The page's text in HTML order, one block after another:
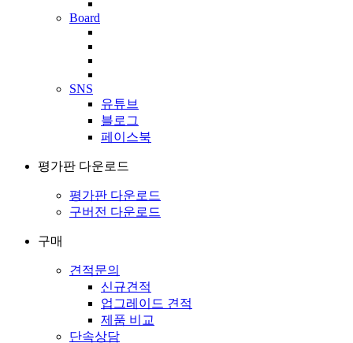
Board
SNS
유튜브
블로그
페이스북
평가판 다운로드
평가판 다운로드
구버전 다운로드
구매
견적문의
신규견적
업그레이드 견적
제품 비교
단속상담